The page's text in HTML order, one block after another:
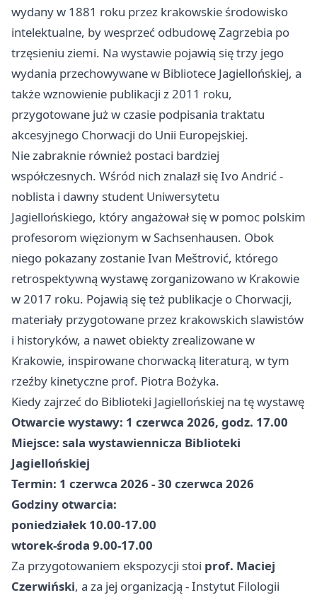
wydany w 1881 roku przez krakowskie środowisko
intelektualne, by wesprzeć odbudowę Zagrzebia po
trzęsieniu ziemi. Na wystawie pojawią się trzy jego
wydania przechowywane w Bibliotece Jagiellońskiej, a
także wznowienie publikacji z 2011 roku,
przygotowane już w czasie podpisania traktatu
akcesyjnego Chorwacji do Unii Europejskiej.
Nie zabraknie również postaci bardziej
współczesnych. Wśród nich znalazł się Ivo Andrić -
noblista i dawny student Uniwersytetu
Jagiellońskiego, który angażował się w pomoc polskim
profesorom więzionym w Sachsenhausen. Obok
niego pokazany zostanie Ivan Meštrović, którego
retrospektywną wystawę zorganizowano w Krakowie
w 2017 roku. Pojawią się też publikacje o Chorwacji,
materiały przygotowane przez krakowskich slawistów
i historyków, a nawet obiekty zrealizowane w
Krakowie, inspirowane chorwacką literaturą, w tym
rzeźby kinetyczne prof. Piotra Bożyka.
Kiedy zajrzeć do Biblioteki Jagiellońskiej na tę wystawę
Otwarcie wystawy: 1 czerwca 2026, godz. 17.00
Miejsce: sala wystawiennicza Biblioteki
Jagiellońskiej
Termin: 1 czerwca 2026 - 30 czerwca 2026
Godziny otwarcia:
poniedziałek 10.00-17.00
wtorek-środa 9.00-17.00
Za przygotowaniem ekspozycji stoi prof. Maciej
Czerwiński, a za jej organizacją - Instytut Filologii